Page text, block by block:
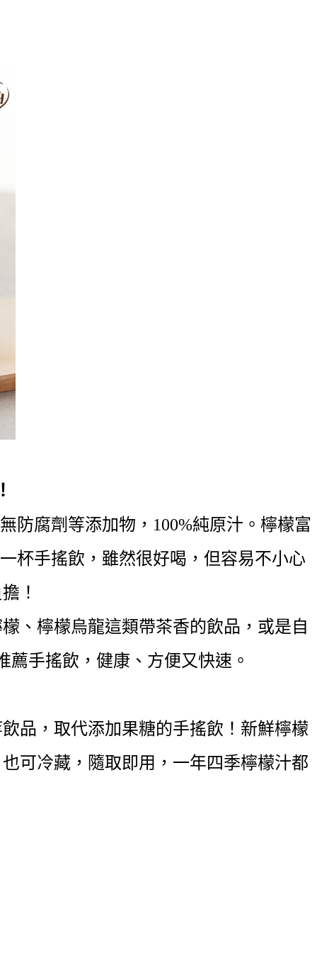
防腐劑等添加物，100%純原汁。檸檬富
杯手搖飲，雖然很好喝，但容易不小心
！
、檸檬烏龍這類帶茶香的飲品，或是自
手搖飲，健康、方便又快速。
品，取代添加果糖的手搖飲！新鮮檸檬
可冷藏，隨取即用，一年四季檸檬汁都